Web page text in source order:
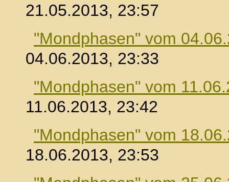
21.05.2013, 23:57
"Mondphasen" vom
04.06.2013, 23:33
"Mondphasen" vom
11.06.2013, 23:42
"Mondphasen" vom
18.06.2013, 23:53